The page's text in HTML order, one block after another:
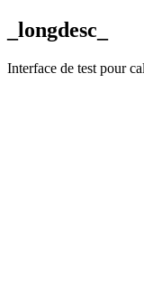
_longdesc_
Interface de test pour